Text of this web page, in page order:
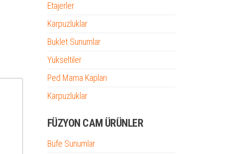
Etajerler
Karpuzluklar
Buklet Sunumlar
Yükseltiler
Ped Mama Kapları
Karpuzluklar
FÜZYON CAM ÜRÜNLER
Büfe Sunumlar